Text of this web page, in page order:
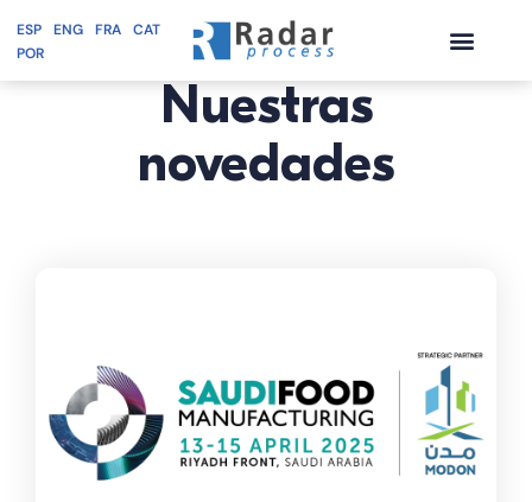
Saltar
ESP ENG FRA
CAT
POR
BLOG
Nuestras
novedades